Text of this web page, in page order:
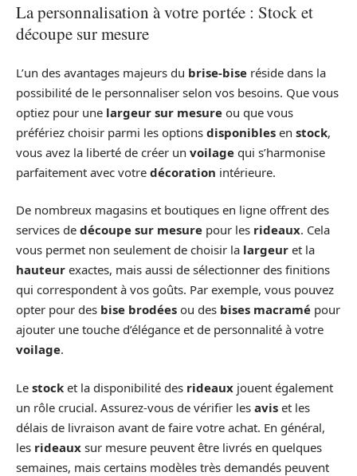
La personnalisation à votre portée : Stock et
découpe sur mesure
L’un des avantages majeurs du brise-bise réside dans la
possibilité de le personnaliser selon vos besoins. Que vous
optiez pour une largeur sur mesure ou que vous
préfériez choisir parmi les options disponibles en stock,
vous avez la liberté de créer un voilage qui s’harmonise
parfaitement avec votre décoration intérieure.
De nombreux magasins et boutiques en ligne offrent des
services de découpe sur mesure pour les rideaux. Cela
vous permet non seulement de choisir la largeur et la
hauteur exactes, mais aussi de sélectionner des finitions
qui correspondent à vos goûts. Par exemple, vous pouvez
opter pour des bise brodées ou des bises macramé pour
ajouter une touche d’élégance et de personnalité à votre
voilage.
Le stock et la disponibilité des rideaux jouent également
un rôle crucial. Assurez-vous de vérifier les avis et les
délais de livraison avant de faire votre achat. En général,
les rideaux sur mesure peuvent être livrés en quelques
semaines, mais certains modèles très demandés peuvent